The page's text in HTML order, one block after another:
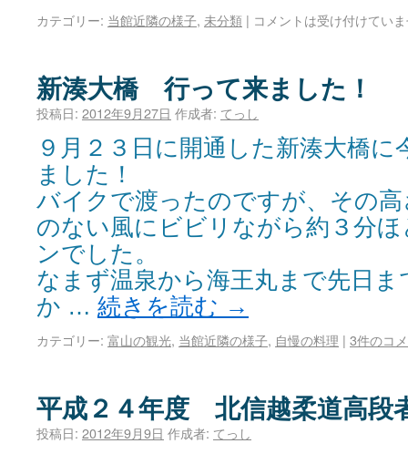
カテゴリー: 当館近隣の様子, 未分類 | コメントは受け付けてい
新湊大橋 行って来ました！
投稿日: 2012年9月27日 作成者: てっし
９月２３日に開通した新湊大橋
ました！
バイクで渡ったのですが、その
のない風にビビリながら約３分
ンでした。
なまず温泉から海王丸まで先日ま
か … 続きを読む →
カテゴリー: 富山の観光, 当館近隣の様子, 自慢の料理 | 3件のコ
平成２４年度 北信越柔道高段
投稿日: 2012年9月9日 作成者: てっし